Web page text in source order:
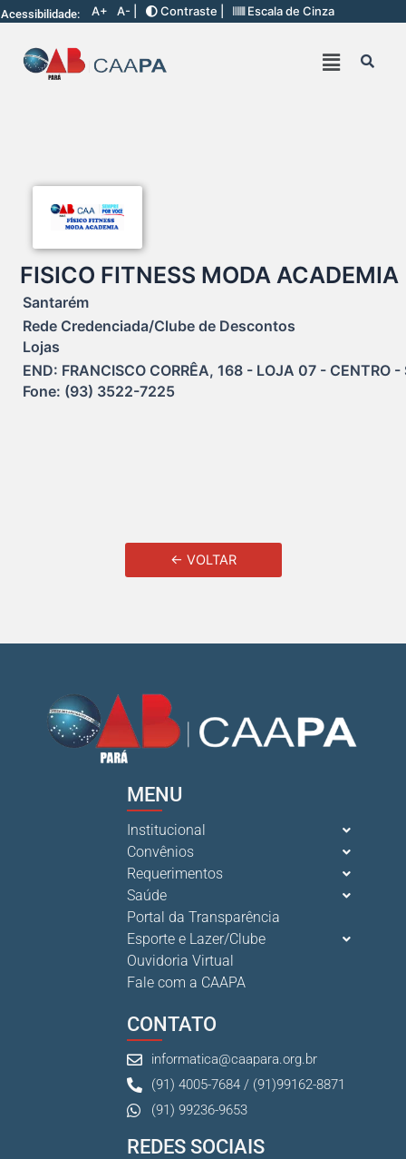
Acessibilidade: A+ A- | Contraste | Escala de Cinza
FISICO FITNESS MODA ACADEMIA
Santarém
Rede Credenciada/Clube de Descontos
Lojas
END: FRANCISCO CORRÊA, 168 - LOJA 07 - CENTRO
Fone: (93) 3522-7225
← VOLTAR
MENU
Institucional
Convênios
Requerimentos
Saúde
Portal da Transparência
Esporte e Lazer/Clube
Ouvidoria Virtual
Fale com a CAAPA
CONTATO
informatica@caapara.org.br
(91) 4005-7684 / (91)99162-8871
(91) 99236-9653
REDES SOCIAIS